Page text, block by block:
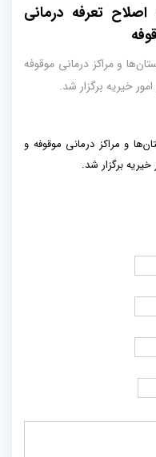
تعرفه درمانی
و مراکز درمانی موقوفه
خیریه برگزار شد.
و مراکز درمانی موقوفه و
برگزار شد.